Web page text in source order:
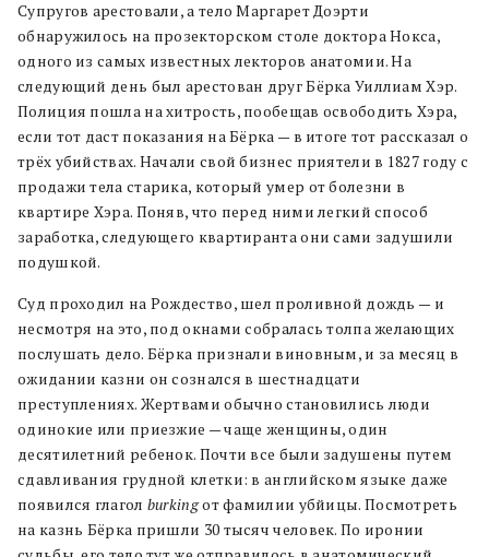
Супругов арестовали, а тело Маргарет Доэрти
обнаружилось на прозекторском столе доктора Нокса,
одного из самых известных лекторов анатомии. На
следующий день был арестован друг Бёрка Уиллиам Хэр.
Полиция пошла на хитрость, пообещав освободить Хэра,
если тот даст показания на Бёрка — в итоге тот рассказал о
трёх убийствах. Начали свой бизнес приятели в 1827 году с
продажи тела старика, который умер от болезни в
квартире Хэра. Поняв, что перед ними легкий способ
заработка, следующего квартиранта они сами задушили
подушкой.
Суд проходил на Рождество, шел проливной дождь — и
несмотря на это, под окнами собралась толпа желающих
послушать дело. Бёрка признали виновным, и за месяц в
ожидании казни он сознался в шестнадцати
преступлениях. Жертвами обычно становились люди
одинокие или приезжие — чаще женщины, один
десятилетний ребенок. Почти все были задушены путем
сдавливания грудной клетки: в английском языке даже
появился глагол burkingот фамилии убйицы. Посмотреть
на казнь Бёрка пришли 30 тысяч человек. По иронии